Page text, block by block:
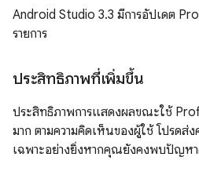
Android Studio 3.3 มีการอัปเดต
รายการ
ประสิทธิภาพที่เพิ่มขึ้น
ประสิทธิภาพการแสดงผลขณะใช้
มาก ตามความคิดเห็นของผู้ใช้ โปรดส่
เฉพาะอย่างยิ่งหากคุณยังคงพบปัญห